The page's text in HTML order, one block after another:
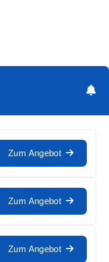
Zum Angebot
Zum Angebot
Zum Angebot